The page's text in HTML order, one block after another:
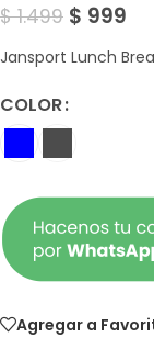
$1.499 $ 999
Jansport Lunch
COLOR
Agregar a